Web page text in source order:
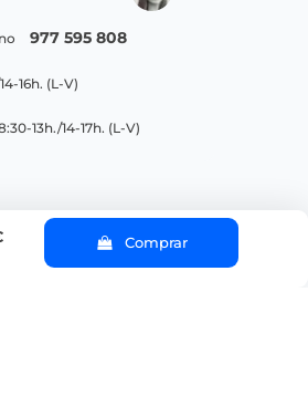
Comprar
977 595 808
16h. (L-V)
13h./14-17h. (L-V)
|
Aviso legal y
|